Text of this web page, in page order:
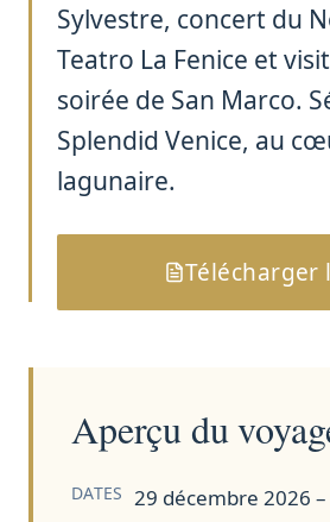
Sylvestre, concert du
Teatro La Fenice et
soirée de San Marco.
Splendid Venice, au
lagunaire.
Télécharger
Aperçu du
DATES 29 décembre 2026